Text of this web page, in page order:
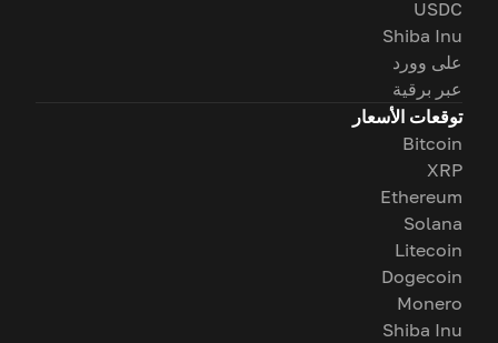
USDC
Shiba Inu
على وورد
عبر برقية
توقعات الأسعار
Bitcoin
XRP
Ethereum
Solana
Litecoin
Dogecoin
Monero
Shiba Inu